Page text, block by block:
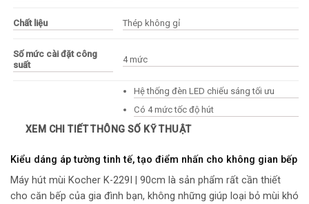
Chất liệu Thép không gỉ
Số mức cài đặt công
suất
4 mức
Tiện ích đi kèm
Hệ thống đèn LED chiếu sáng tối ưu
Có 4 mức tốc độ hút
Bộ lọc lưới nhôm có thể dễ dàng rửa bằng
Bật/Tắt đèn
Hoặc đặt độ sáng
XEM CHI TIẾT THÔNG SỐ KỸ THUẬT
Kiểu dáng áp tường tinh tế, tạo điểm nhấn cho không gian bếp
Máy hút mùi Kocher K-229I | 90cm là sản phẩm rất cần thiết
cho căn bếp của gia đình bạn, không những giúp loại bỏ mùi khó